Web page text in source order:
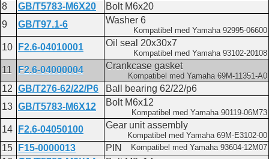
8 GB/T5783-M6X20
Bolt M6x20
9
GB/T97.1-6 Washer 6
Kompatibel med Yamaha 92995-06600
10 F2.6-04010001 Oil seal 20x30x7
Kompatibel med Yamaha 93102-20108
11 F2.6-04000004 Crankcase gasket
Kompatibel med Yamaha 69M-11351-A0
12 GB/T276-62/22/P6
Ball bearing 62/22/p6
13 GB/T5783-M6X12 Bolt M6x12
Kompatibel med Yamaha 90119-06M73
14 F2.6-04050100 Gear unit assembly
Kompatibel med Yamaha 69M-E3102-00
15 F15-0000013 PIN Kompatibel med Yamaha 93604-12M07